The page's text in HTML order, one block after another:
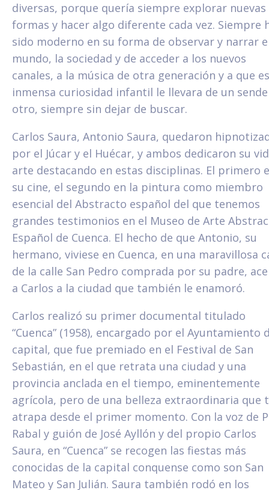
diversas, porque quería siempre explorar nuevas
formas y hacer algo diferente cada vez. Siempre
sido moderno en su forma de observar y narrar
mundo, la sociedad y de acceder a los nuevos
canales, a la música de otra generación y a que
inmensa curiosidad infantil le llevara de un
otro, siempre sin dejar de buscar.
Carlos Saura, Antonio Saura, quedaron
por el Júcar y el Huécar, y ambos dedicaron su
arte destacando en estas disciplinas. El primero
su cine, el segundo en la pintura como miembro
esencial del Abstracto español del que tenemos
grandes testimonios en el Museo de Arte
Español de Cuenca. El hecho de que Antonio, su
hermano, viviese en Cuenca, en una maravillosa
de la calle San Pedro comprada por su padre,
a Carlos a la ciudad que también le enamoró.
Carlos realizó su primer documental titulado
“Cuenca” (1958), encargado por el Ayuntamiento
capital, que fue premiado en el Festival de San
Sebastián, en el que retrata una ciudad y una
provincia anclada en el tiempo, eminentemente
agrícola, pero de una belleza extraordinaria que
atrapa desde el primer momento. Con la voz de
Rabal y guión de José Ayllón y del propio Carlos
Saura, en “Cuenca” se recogen las fiestas más
conocidas de la capital conquense como son San
Mateo y San Julián. Saura también rodó en los